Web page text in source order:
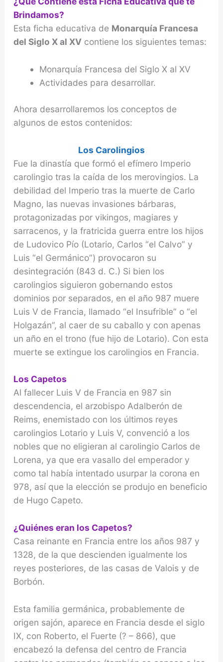
Brindamos?
Esta ficha educativa de Monarquía Francesa
del Siglo X al XVcontiene los siguientes temas:
Monarquía Francesa del Siglo X al XV
Actividades para desarrollar.
Ahora desarrollaremos los conceptos de
algunos de estos contenidos:
Los Carolingios
Fue la dinastía que formó el efímero Imperio
caro­lingio tras la caída de los merovingios. La
debilidad del Imperio tras la muerte de Carlo
Magno, las nue­vas invasiones bárbaras,
protagonizadas por vikingos, magiares y
sarracenos, y la fratricida guerra entre los hijos
de Ludovico Pío (Lotario, Carlos “el Calvo” y
Luis “el Germánico”) provocaron su
desintegración (843 d. C.) Si bien los
carolingios siguieron gobernando estos
dominios por separados, en el año 987 muere
Luis V de Francia, llamado “el Insufrible” o “el
Holgazán”, al caer de su caballo y con apenas
un año en el trono (fue hijo de Lotario). Con esta
muerte se extingue los carolingios en Francia.
Los Capetos
Al fallecer Luis V de Francia en 987 sin
descendencia, el arzobispo Adalberón de
Reims, enemistado con los últimos reyes
carolingios Lotario y Luis V, convenció a los
nobles que no eligieran al carolingio Carlos de
Lorena, ya que era vasallo del emperador y
como tal había intentado usurpar la corona en
978, así que la elección se produjo en beneficio
de Hugo Capeto.
¿Quiénes eran los Capetos?
Casa reinante en Francia entre los años 987 y
1328, de la que descienden igualmente los
reyes posterio­res, de las casas de Valois y de
Borbón.
Esta familia germánica, probablemente de
origen sajón, aparece en Francia desde el siglo
IX, con Roberto, el Fuerte (? – 866), que
encabezó la defensa del centro de Fran­cia